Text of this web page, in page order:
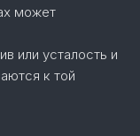
может
или усталость и
к той